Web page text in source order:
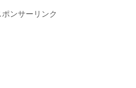
ポンサーリンク